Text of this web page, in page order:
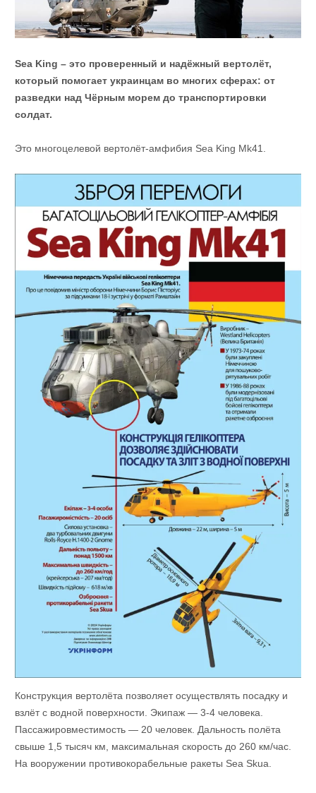
Sea King – это проверенный и надёжный вертолёт,
который помогает украинцам во многих сферах: от
разведки над Чёрным морем до транспортировки
солдат.
Это многоцелевой вертолёт-амфибия Sea King Mk41.
Конструкция вертолёта позволяет осуществлять посадку и
взлёт с водной поверхности. Экипаж — 3-4 человека.
Пассажировместимость — 20 человек. Дальность полёта
свыше 1,5 тысяч км, максимальная скорость до 260 км/час.
На вооружении противокорабельные ракеты Sеa Skua.